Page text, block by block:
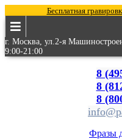
Бесплатная
г. Москва, ул.2-я
9:00-21:00
8
8
8
Фразы